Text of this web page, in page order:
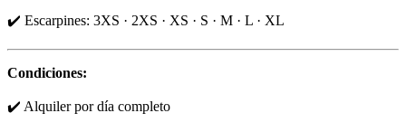
✔️ Escarpines: 3XS · 2XS · XS · S · M · L · XL
Condiciones:
✔️ Alquiler por día completo